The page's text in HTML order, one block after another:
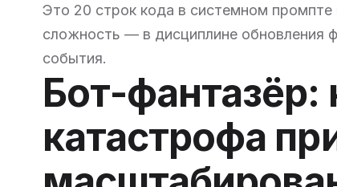
Это 20 строк кода в системном промпте
сложность — в дисциплине обновления
события.
Бот-фантазёр:
катастрофа